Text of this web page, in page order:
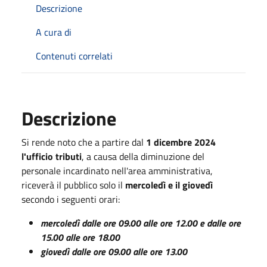
Descrizione
A cura di
Contenuti correlati
Descrizione
Si rende noto che a partire dal 1 dicembre 2024
l'ufficio tributi, a causa della diminuzione del
personale incardinato nell'area amministrativa,
riceverà il pubblico solo il mercoledì e il giovedì
secondo i seguenti orari:
mercoledì dalle ore 09.00 alle ore 12.00 e dalle ore
15.00 alle ore 18.00
giovedì dalle ore 09.00 alle ore 13.00